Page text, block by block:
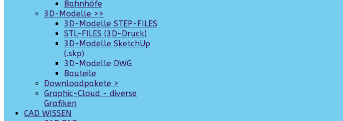
Bahnhöfe
3D-Modelle >>
3D-Modelle STEP-FILES
STL-FILES (3D-Druck)
3D-Modelle SketchUp
(.skp)
3D-Modelle DWG
Bauteile
Downloadpakete >
Graphic-Cloud - diverse
Grafiken
CAD WISSEN